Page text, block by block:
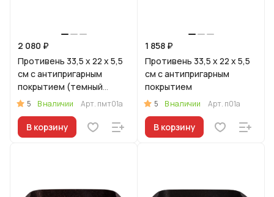
2 080 ₽
Противень 33,5 x 22 x 5,5
см с антипригарным
покрытием (темный
мрамор)
5 В наличии Арт. пмт01а
В корзину
1 858 ₽
Противень 33,5 x 22 x 5,5
см с антипригарным
покрытием
5 В наличии Арт. п01а
В корзину